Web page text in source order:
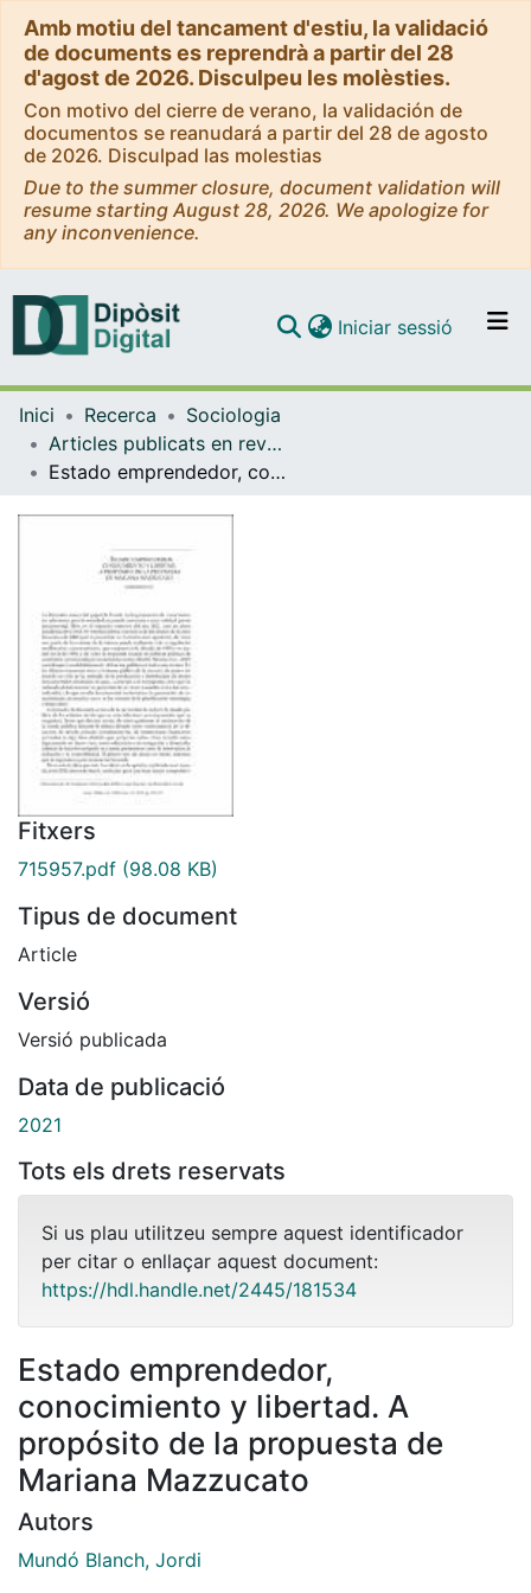
Amb motiu del tancament d'estiu, la validació
de documents es reprendrà a partir del 28
d'agost de 2026. Disculpeu les molèsties.
Con motivo del cierre de verano, la validación de
documentos se reanudará a partir del 28 de agosto
de 2026. Disculpad las molestias
Due to the summer closure, document validation will
resume starting August 28, 2026. We apologize for
any inconvenience.
Navega per tot el DD
Iniciar sessió (current)
Inici Recerca
Sociologia
Articles publicats en revistes (Sociologia)
Estado emprendedor, conocimiento y libertad. A propósito de la propuesta de Mariana Mazzucato
Fitxers
715957.pdf (98.08 KB)
Tipus de document
Article
Versió
Versió publicada
Data de publicació
2021
Tots els drets reservats
Si us plau utilitzeu sempre aquest identificador
per citar o enllaçar aquest document:
https://hdl.handle.net/2445/181534
Estado emprendedor,
conocimiento y libertad. A
propósito de la propuesta de
Mariana Mazzucato
Autors
Mundó Blanch, Jordi